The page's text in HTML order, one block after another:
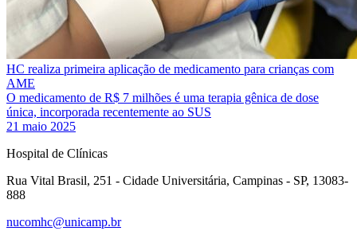
HC realiza primeira aplicação de medicamento para crianças com
AME
O medicamento de R$ 7 milhões é uma terapia gênica de dose
única, incorporada recentemente ao SUS
21 maio 2025
Hospital de Clínicas
Rua Vital Brasil, 251 - Cidade Universitária, Campinas - SP, 13083-
888
nucomhc@unicamp.br